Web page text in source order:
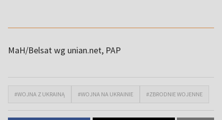
MaH/Belsat wg unian.net, PAP
#WOJNA Z UKRAINĄ #WOJNA NA UKRAINIE #ZBRODNIE WOJENNE